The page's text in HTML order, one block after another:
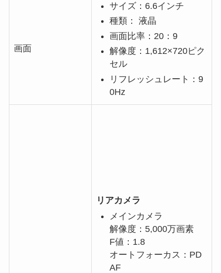
画面
サイズ：6.6インチ
種類： 液晶
画面比率：20：9
解像度：1,612×720ピク
セル
リフレッシュレート：9
0Hz
リアカメラ
メインカメラ
解像度：5,000万画素
F値：1.8
オートフォーカス：PD
AF